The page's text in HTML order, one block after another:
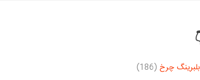
بلبرینگ چرخ (186)